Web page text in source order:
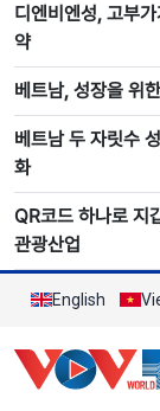
디엔비엔성, 고부
약
베트남, 성장을 위
베트남 두 자릿수
화
QR코드 하나로 지
관광산업
English